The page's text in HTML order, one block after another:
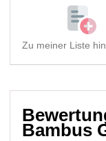
Zu meiner Liste
Bambus